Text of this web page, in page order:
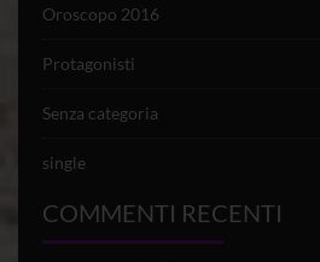
Oroscopo 2016
Protagonisti
Senza categoria
single
COMMENTI RECENTI